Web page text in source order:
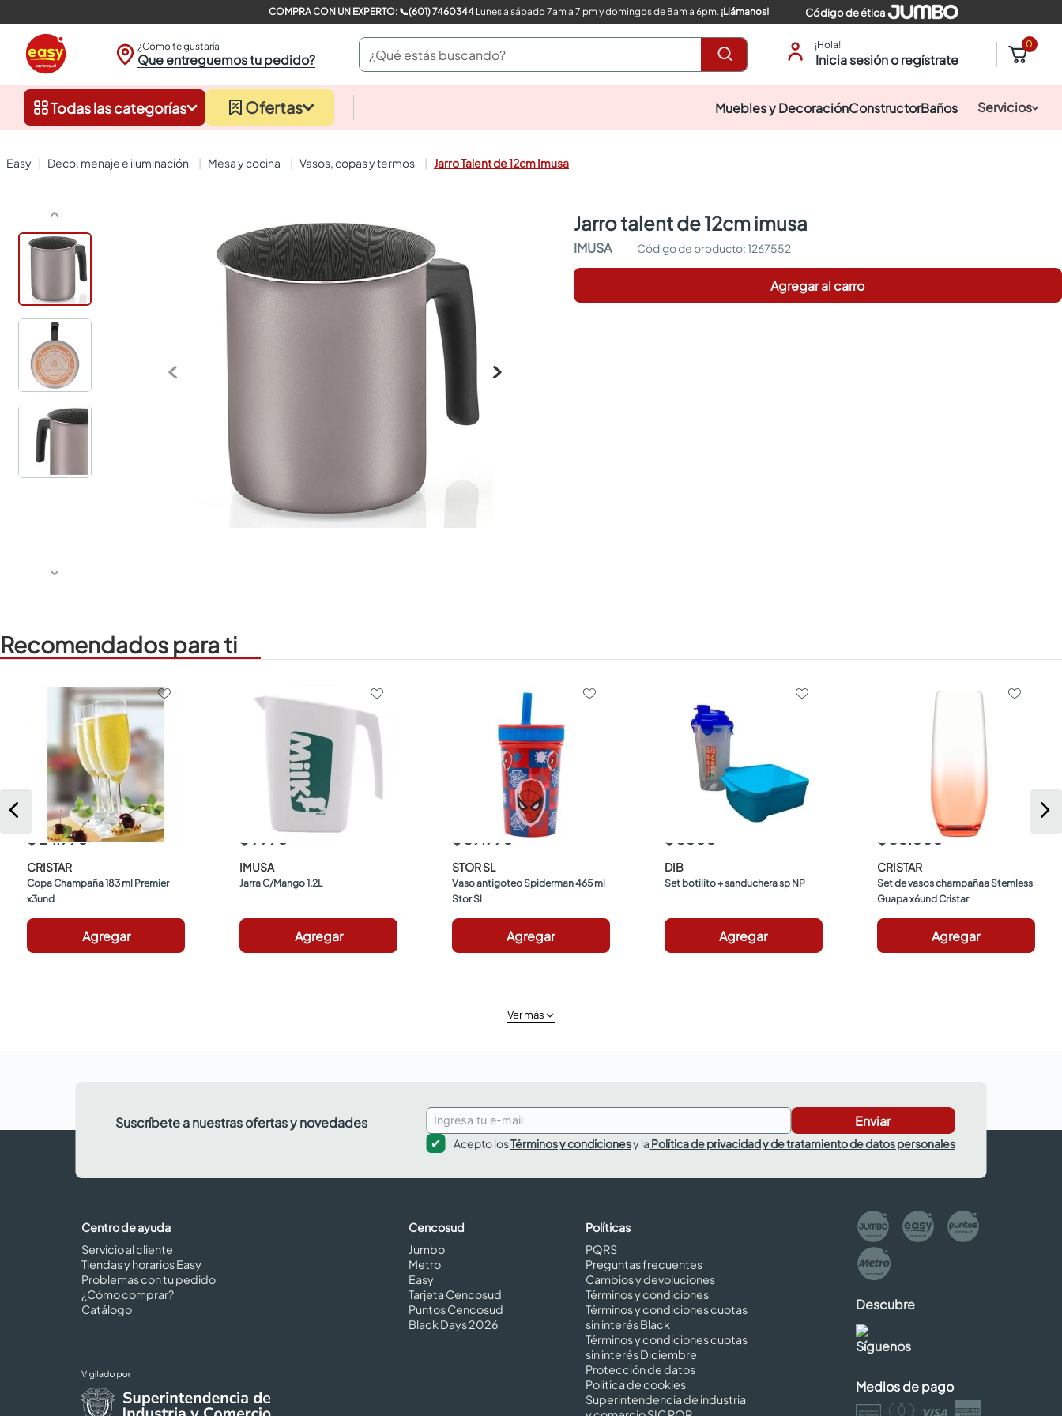
COMPRA CON UN EXPERTO: 📞(601) 7460344Lunes a sábado 7am a 7 pm y domingos de 8am a 6pm. ¡Llámanos! Código de ética
¿Cómo te gustaría
Que entreguemos tu pedido?
¿Qué estás buscando? ¡Hola!
Inicia sesión o regístrate
0
Todas las categorías Ofertas Muebles y DecoraciónConstructorBaños Servicios
deco, menaje e iluminación mesa y cocina vasos, copas y termos Jarro Talent de 12cm Imusa
jarro talent de 12cm imusa
IMUSA :1267552
Agregar al carro
Recomendados para ti
$ 24.990
CRISTAR
Copa Champaña 183 ml Premier
x3und
Agregar
$ 9990
IMUSA
Jarra C/Mango 1.2L
Agregar
$ 39.990
STOR SL
Vaso antigoteo Spiderman 465 ml
Stor Sl
Agregar
$ 5000
DIB
Set botilito + sanduchera sp NP
Agregar
$ 30.000
CRISTAR
Set de vasos champañaa Stemless
Guapa x6und Cristar
Agregar
Ver más
Suscríbete a nuestras ofertas y novedades Enviar
Acepto losTérminos y condicionesy la Política de privacidad y de tratamiento de datos personales
Centro de ayuda
Servicio al cliente
Tiendas y horarios Easy
Problemas con tu pedido
¿Cómo comprar?
Catálogo
Cencosud
Jumbo
Metro
Easy
Tarjeta Cencosud
Puntos Cencosud
Black Days 2026
Políticas
PQRS
Preguntas frecuentes
Cambios y devoluciones
Términos y condiciones
Términos y condiciones cuotas
sin interés Black
Términos y condiciones cuotas
sin interés Diciembre
Protección de datos
Política de cookies
Superintendencia de industria
Descubre
Síguenos
Medios de pago
closet
sanitarios
pisos
armarios closet
comedores
neveras